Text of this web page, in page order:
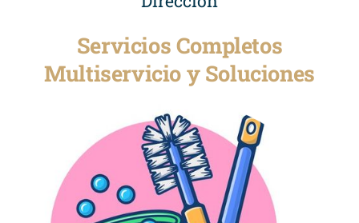
Servicios Completos
Multiservicio y Soluciones